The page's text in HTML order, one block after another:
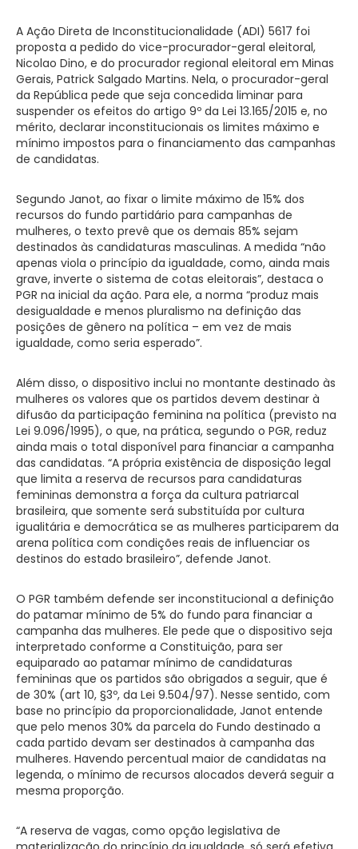
A Ação Direta de Inconstitucionalidade (ADI) 5617 foi
proposta a pedido do vice-procurador-geral eleitoral,
Nicolao Dino, e do procurador regional eleitoral em Minas
Gerais, Patrick Salgado Martins. Nela, o procurador-geral
da República pede que seja concedida liminar para
suspender os efeitos do artigo 9º da Lei 13.165/2015 e, no
mérito, declarar inconstitucionais os limites máximo e
mínimo impostos para o financiamento das campanhas
de candidatas.
Segundo Janot, ao fixar o limite máximo de 15% dos
recursos do fundo partidário para campanhas de
mulheres, o texto prevê que os demais 85% sejam
destinados às candidaturas masculinas. A medida “não
apenas viola o princípio da igualdade, como, ainda mais
grave, inverte o sistema de cotas eleitorais”, destaca o
PGR na inicial da ação. Para ele, a norma “produz mais
desigualdade e menos pluralismo na definição das
posições de gênero na política – em vez de mais
igualdade, como seria esperado”.
Além disso, o dispositivo inclui no montante destinado às
mulheres os valores que os partidos devem destinar à
difusão da participação feminina na política (previsto na
Lei 9.096/1995), o que, na prática, segundo o PGR, reduz
ainda mais o total disponível para financiar a campanha
das candidatas. “A própria existência de disposição legal
que limita a reserva de recursos para candidaturas
femininas demonstra a força da cultura patriarcal
brasileira, que somente será substituída por cultura
igualitária e democrática se as mulheres participarem da
arena política com condições reais de influenciar os
destinos do estado brasileiro”, defende Janot.
O PGR também defende ser inconstitucional a definição
do patamar mínimo de 5% do fundo para financiar a
campanha das mulheres. Ele pede que o dispositivo seja
interpretado conforme a Constituição, para ser
equiparado ao patamar mínimo de candidaturas
femininas que os partidos são obrigados a seguir, que é
de 30% (art 10, §3º, da Lei 9.504/97). Nesse sentido, com
base no princípio da proporcionalidade, Janot entende
que pelo menos 30% da parcela do Fundo destinado a
cada partido devam ser destinados à campanha das
mulheres. Havendo percentual maior de candidatas na
legenda, o mínimo de recursos alocados deverá seguir a
mesma proporção.
“A reserva de vagas, como opção legislativa de